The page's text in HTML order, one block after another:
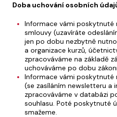
Doba uchování osobních
Informace vámi poskytnuté
smlouvy (uzavíráte
jen po dobu nezbytně
a organizace kurzů,
zpracováváme na základě
uchováváme po dobu
Informace vámi poskytnuté
(se zasíláním newsletteru a
zpracováváme v databázi
souhlasu. Poté poskytnuté
smažeme.